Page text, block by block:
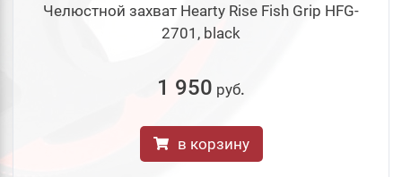
Челюстной захват Hearty Rise Fish Grip HFG-
2701, black
1 950 руб.
в корзину